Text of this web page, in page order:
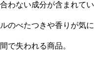
わない成分が含まれてい
のべたつきや香りが気に
で失われる商品。